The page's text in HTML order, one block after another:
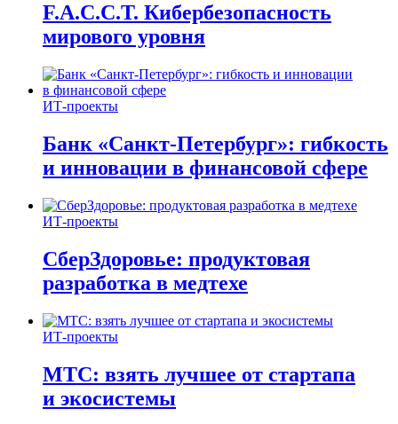
F.A.C.C.T. Кибербезопасность
мирового уровня
ИТ-проекты
Банк «Санкт-Петербург»: гибкость
и инновации в финансовой сфере
ИТ-проекты
СберЗдоровье: продуктовая
разработка в медтехе
ИТ-проекты
МТС: взять лучшее от стартапа
и экосистемы